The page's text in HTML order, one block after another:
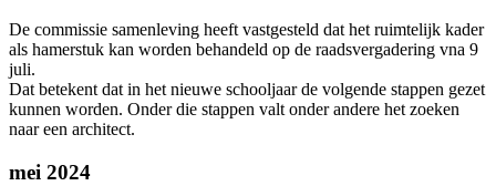
De commissie samenleving heeft vastgesteld dat het ruimtelijk kader
als hamerstuk kan worden behandeld op de raadsvergadering vna 9
juli.
Dat betekent dat in het nieuwe schooljaar de volgende stappen gezet
kunnen worden. Onder die stappen valt onder andere het zoeken
naar een architect.
mei 2024